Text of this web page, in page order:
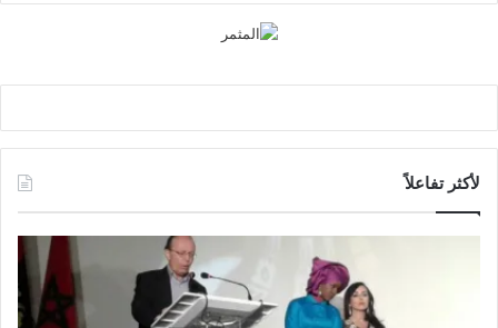
لأكثر تفاعلاً